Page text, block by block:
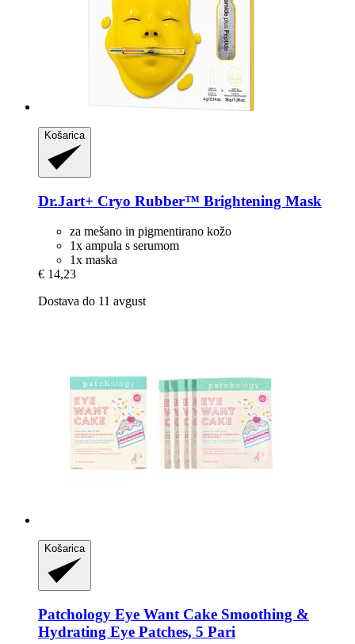
Košarica
Dr.Jart+ Cryo Rubber™ Brightening Mask
za mešano in pigmentirano kožo
1x ampula s serumom
1x maska
€ 14,23
Dostava do 11 avgust
Košarica
Patchology Eye Want Cake Smoothing &
Hydrating Eye Patches, 5 Pari